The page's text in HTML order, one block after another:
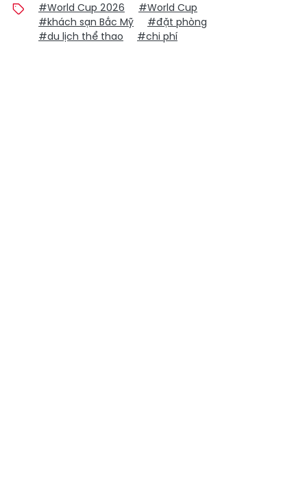
#World Cup 2026
#World Cup
#khách sạn Bắc Mỹ
#đặt phòng
#du lịch thể thao
#chi phí